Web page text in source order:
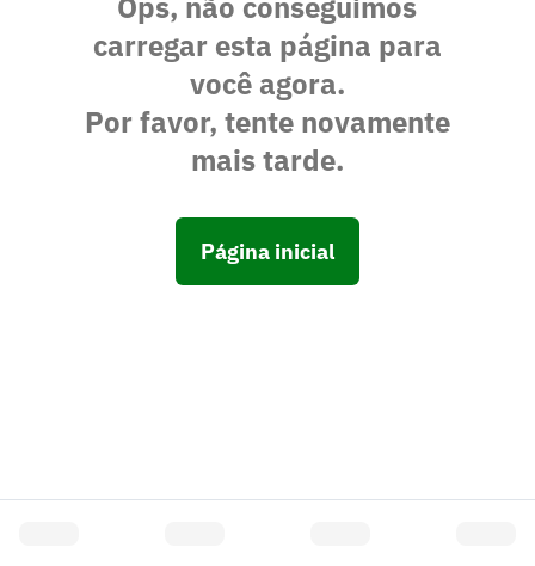
carregar esta página para
você agora.
Por favor, tente novamente
mais tarde.
Página inicial